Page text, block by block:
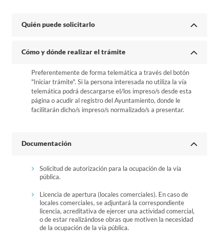
Quién puede solicitarlo
Cómo y dónde realizar el trámite
Preferentemente de forma telemática a través del botón
"Iniciar trámite". Si la persona interesada no utiliza la vía
telemática podrá descargarse el/los impreso/s desde esta
página o acudir al registro del Ayuntamiento, donde le
facilitarán dicho/s impreso/s normalizado/s a presentar.
Documentación
Solicitud de autorización para la ocupación de la vía
pública.
Licencia de apertura (locales comerciales). En caso de
locales comerciales, se adjuntará la correspondiente
licencia, acreditativa de ejercer una actividad comercial,
o de estar realizándose obras que motiven la necesidad
de la ocupación de la vía pública.